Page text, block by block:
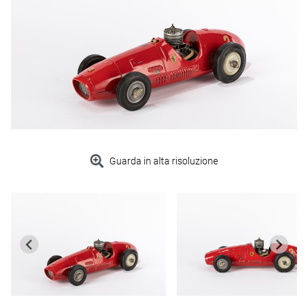
Guarda in alta risoluzione